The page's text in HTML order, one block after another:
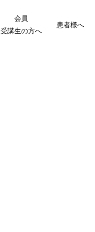
会員
受講生の方へ
患者様へ